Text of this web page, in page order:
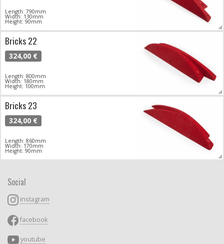
Length: 790mm
Width: 130mm
Height: 90mm
Bricks 22
324,00 €
Length: 800mm
Width: 180mm
Height: 100mm
Bricks 23
324,00 €
Length: 860mm
Width: 170mm
Height: 90mm
Social
instagram
facebook
youtube